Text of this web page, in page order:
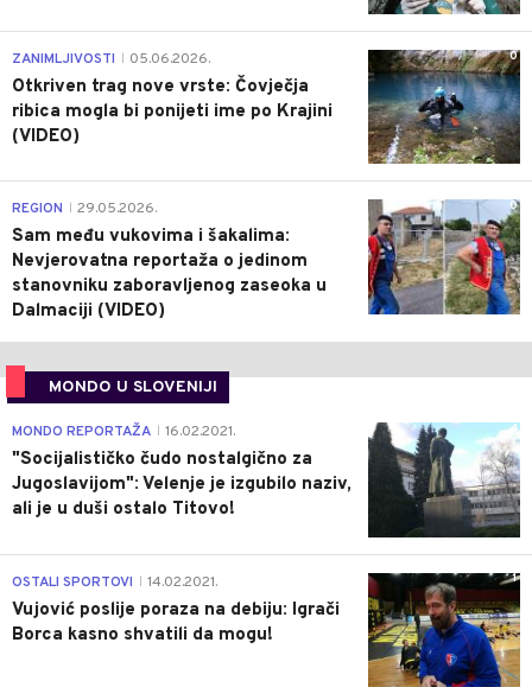
0
ZANIMLJIVOSTI 05.06.2026.
Otkriven trag nove vrste: Čovječja
ribica mogla bi ponijeti ime po Krajini
(VIDEO)
0
REGION 29.05.2026.
Sam među vukovima i šakalima:
Nevjerovatna reportaža o jedinom
stanovniku zaboravljenog zaseoka u
Dalmaciji (VIDEO)
MONDO U SLOVENIJI
4
MONDO REPORTAŽA 16.02.2021.
"Socijalističko čudo nostalgično za
Jugoslavijom": Velenje je izgubilo naziv,
ali je u duši ostalo Titovo!
1
OSTALI SPORTOVI 14.02.2021.
Vujović poslije poraza na debiju: Igrači
Borca kasno shvatili da mogu!